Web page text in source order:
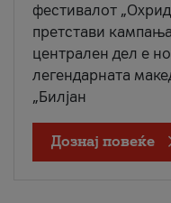
фестивалот
претстави
централен дел е
легендарната
„Билјан
Дознај повеќе